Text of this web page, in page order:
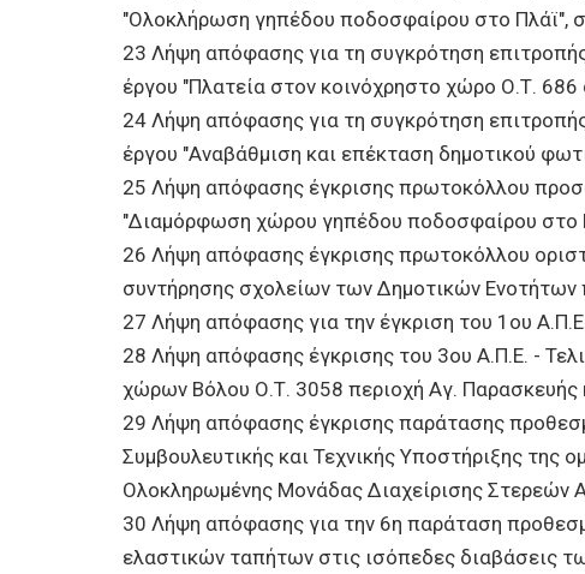
"Ολοκλήρωση γηπέδου ποδοσφαίρου στο Πλάϊ",
23 Λήψη απόφασης για τη συγκρότηση
έργου "Πλατεία στον κοινόχρηστο χώρο Ο.Τ.
24 Λήψη απόφασης για τη συγκρότηση
έργου "Αναβάθμιση και επέκταση δημοτικού
25 Λήψη απόφασης έγκρισης πρωτοκόλλου
"Διαμόρφωση χώρου γηπέδου ποδοσφαίρου στο
26 Λήψη απόφασης έγκρισης πρωτοκόλλου
συντήρησης σχολείων των Δημοτικών Ενοτήτων
27 Λήψη απόφασης για την έγκριση του 1ου
28 Λήψη απόφασης έγκρισης του 3ου Α.Π.Ε. -
χώρων Βόλου Ο.Τ. 3058 περιοχή Αγ. Παρασκευής
29 Λήψη απόφασης έγκρισης παράτασης
Συμβουλευτικής και Τεχνικής Υποστήριξης της
Ολοκληρωμένης Μονάδας Διαχείρισης Στερεών
30 Λήψη απόφασης για την 6η παράταση
ελαστικών ταπήτων στις ισόπεδες διαβάσεις